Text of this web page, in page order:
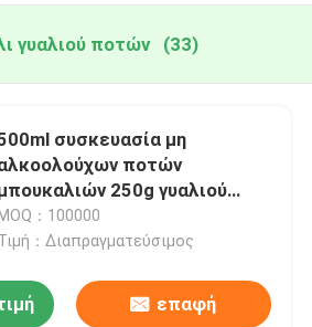
γυαλιού ποτών (33)
συσκευασία μη
ποτών
250g γυαλιού
κρασιού
MOQ：100000
：Διαπραγματεύσιμος
επαφή